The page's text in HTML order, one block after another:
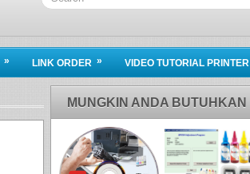
» LINK ORDER » VIDEO TUTORIAL PRINTER
MUNGKIN ANDA BUTUHKAN